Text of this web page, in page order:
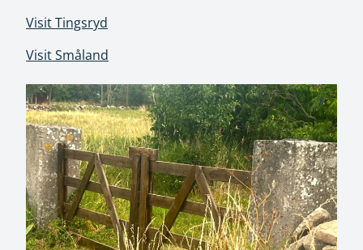
Visit Tingsryd
Visit Småland